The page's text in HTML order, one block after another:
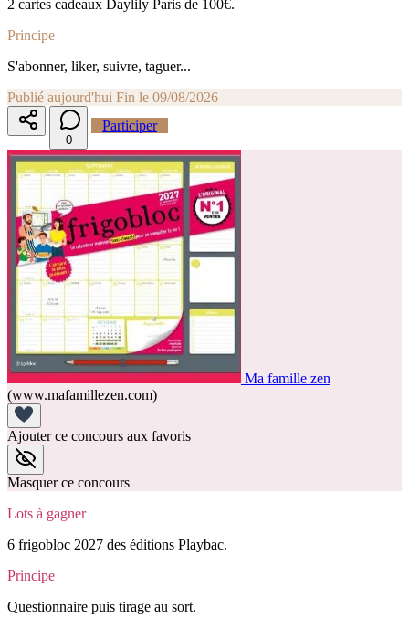
2 cartes cadeaux Daylily Paris de 100€.
Principe
S'abonner, liker, suivre, taguer...
Publié aujourd'hui Fin le 09/08/2026
0
Participer
Ma famille zen
(www.mafamillezen.com)
Ajouter ce concours aux favoris
Masquer ce concours
Lots à gagner
6 frigobloc 2027 des éditions Playbac.
Principe
Questionnaire puis tirage au sort.